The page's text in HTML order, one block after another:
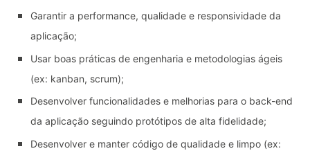
Garantir a performance, qualidade e responsividade da
aplicação;
Usar boas práticas de engenharia e metodologias ágeis
(ex: kanban, scrum);
Desenvolver funcionalidades e melhorias para o back-end
da aplicação seguindo protótipos de alta fidelidade;
Desenvolver e manter código de qualidade e limpo (ex: